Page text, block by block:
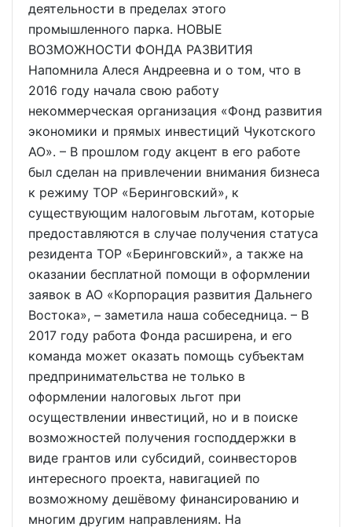
деятельности в пределах этого
промышленного парка. НОВЫЕ
ВОЗМОЖНОСТИ ФОНДА РАЗВИТИЯ
Напомнила Алеся Андреевна и о том, что в
2016 году начала свою работу
некоммерческая организация «Фонд развития
экономики и прямых инвестиций Чукотского
АО». – В прошлом году акцент в его работе
был сделан на привлечении внимания бизнеса
к режиму ТОР «Беринговский», к
существующим налоговым льготам, которые
предоставляются в случае получения статуса
резидента ТОР «Беринговский», а также на
оказании бесплатной помощи в оформлении
заявок в АО «Корпорация развития Дальнего
Востока», – заметила наша собеседница. – В
2017 году работа Фонда расширена, и его
команда может оказать помощь субъектам
предпринимательства не только в
оформлении налоговых льгот при
осуществлении инвестиций, но и в поиске
возможностей получения господдержки в
виде грантов или субсидий, соинвесторов
интересного проекта, навигацией по
возможному дешёвому финансированию и
многим другим направлениям. На